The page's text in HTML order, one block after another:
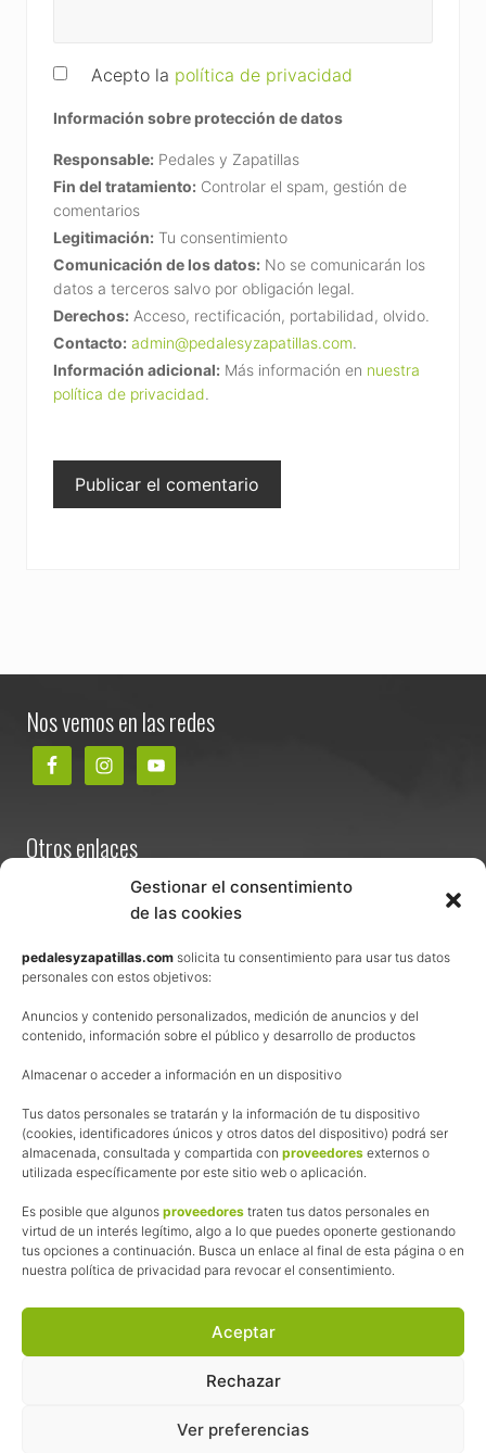
Gestionar el consentimiento
de las cookies
pedalesyzapatillas.com solicita tu consentimiento para usar tus datos
personales con estos objetivos:
Anuncios y contenido personalizados, medición de anuncios y del
contenido, información sobre el público y desarrollo de productos
Almacenar o acceder a información en un dispositivo
Tus datos personales se tratarán y la información de tu dispositivo
(cookies, identificadores únicos y otros datos del dispositivo) podrá ser
almacenada, consultada y compartida con proveedores externos o
utilizada específicamente por este sitio web o aplicación.
Es posible que algunos proveedores traten tus datos personales en
virtud de un interés legítimo, algo a lo que puedes oponerte gestionando
tus opciones a continuación. Busca un enlace al final de esta página o en
nuestra política de privacidad para revocar el consentimiento.
Aceptar
Rechazar
Ver preferencias
Acepto la política de privacidad
Información sobre protección de datos
Responsable: Pedales y Zapatillas
Fin del tratamiento: Controlar el spam, gestión de
comentarios
Legitimación: Tu consentimiento
Comunicación de los datos: No se comunicarán los
datos a terceros salvo por obligación legal.
Derechos: Acceso, rectificación, portabilidad, olvido.
Contacto: admin@pedalesyzapatillas.com.
Información adicional: Más información en nuestra
política de privacidad.
Nos vemos en las redes
Otros enlaces
Términos y condiciones de venta
Política de privacidad
Política de cookies
Afiliación
La web de Pedalesyzapatillas utiliza programas de afiliación.
¿Qué significa esto?
Cuando recomiendo algún producto, pongo enlaces a tiendas
online que utilizo y, por cada compra que realizas, me llevo
una comisión sin que a ti te cueste más dinero.
Esas comisiones me permiten seguir manteniendo esta web,
las inscripciones a muchas de las marchas para después
Siempre escribo sobre productos y tiendas que he probado